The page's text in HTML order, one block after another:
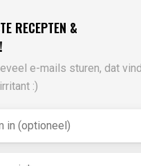
RECEPTEN &
e-mails sturen, dat
:)